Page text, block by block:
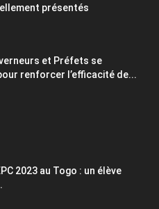
présentés
et Préfets se
renforcer l’efficacité de...
2023 au Togo : un élève